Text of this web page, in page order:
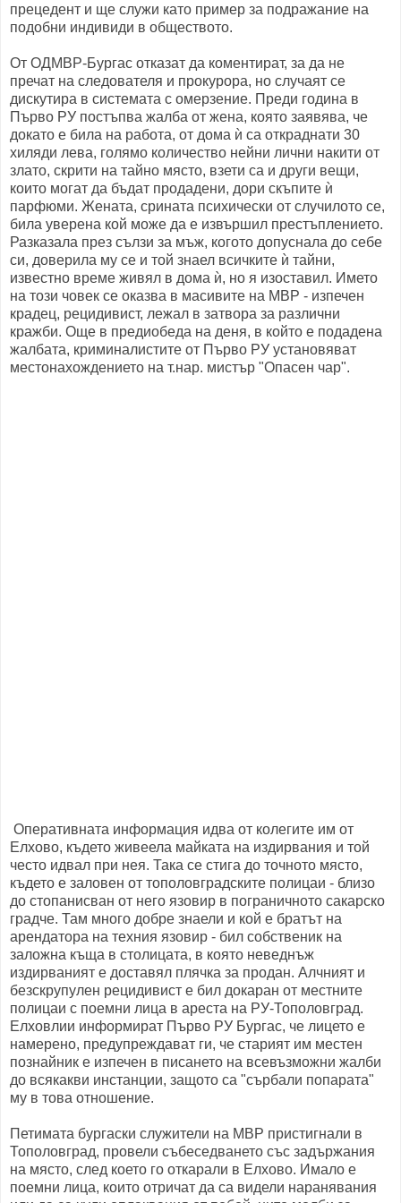
прецедент и ще служи като пример за подражание на
подобни индивиди в обществото.
От ОДМВР-Бургас отказат да коментират, за да не
пречат на следователя и прокурора, но случаят се
дискутира в системата с омерзение. Преди година в
Първо РУ постъпва жалба от жена, която заявява, че
докато е била на работа, от дома ѝ са откраднати 30
хиляди лева, голямо количество нейни лични накити от
злато, скрити на тайно място, взети са и други вещи,
които могат да бъдат продадени, дори скъпите ѝ
парфюми. Жената, срината психически от случилото се,
била уверена кой може да е извършил престъплението.
Разказала през сълзи за мъж, когото допуснала до себе
си, доверила му се и той знаел всичките ѝ тайни,
известно време живял в дома ѝ, но я изоставил. Името
на този човек се оказва в масивите на МВР - изпечен
крадец, рецидивист, лежал в затвора за различни
кражби. Още в предиобеда на деня, в който е подадена
жалбата, криминалистите от Първо РУ установяват
местонахождението на т.нар. мистър "Опасен чар".
Оперативната информация идва от колегите им от
Елхово, където живеела майката на издирвания и той
често идвал при нея. Така се стига до точното място,
където е заловен от тополовградските полицаи - близо
до стопанисван от него язовир в пограничното сакарско
градче. Там много добре знаели и кой е братът на
арендатора на техния язовир - бил собственик на
заложна къща в столицата, в която неведнъж
издирваният е доставял плячка за продан. Алчният и
безскрупулен рецидивист е бил докаран от местните
полицаи с поемни лица в ареста на РУ-Тополовград.
Елховлии информират Първо РУ Бургас, че лицето е
намерено, предупреждават ги, че старият им местен
познайник е изпечен в писането на всевъзможни жалби
до всякакви инстанции, защото са "сърбали попарата"
му в това отношение.
Петимата бургаски служители на МВР пристигнали в
Тополовград, провели събеседването със задържания
на място, след което го откарали в Елхово. Имало е
поемни лица, които отричат да са видели наранявания